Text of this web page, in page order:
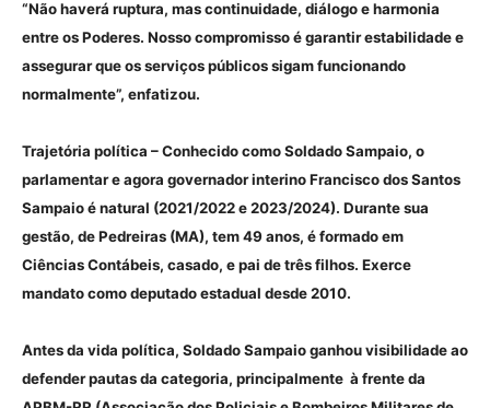
“Não haverá ruptura, mas continuidade, diálogo e harmonia
entre os Poderes. Nosso compromisso é garantir estabilidade e
assegurar que os serviços públicos sigam funcionando
normalmente”, enfatizou.
Trajetória política – Conhecido como Soldado Sampaio, o
parlamentar e agora governador interino Francisco dos Santos
Sampaio é natural (2021/2022 e 2023/2024). Durante sua
gestão, de Pedreiras (MA), tem 49 anos, é formado em
Ciências Contábeis, casado, e pai de três filhos. Exerce
mandato como deputado estadual desde 2010.
Antes da vida política, Soldado Sampaio ganhou visibilidade ao
defender pautas da categoria, principalmente à frente da